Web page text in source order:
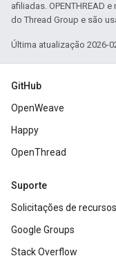
afiliadas. OPENTHREAD
do Thread Group e são
Última atualização 2026-
GitHub
OpenWeave
Happy
OpenThread
Suporte
Solicitações de
Google Groups
Stack Overflow